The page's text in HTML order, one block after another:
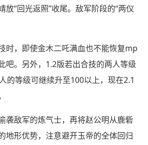
放“回光返照”收尾。敌军阶段的“两仪
时，即使金木二吒满血也不能恢复mp
吧。另外，1.2版若出合技的两人等级
的等级可继续升至100以上，现在2.1
袭敌军的炼气士，再将赵公明从鹿砦
地形优势，注意避开玉帝的全体回归